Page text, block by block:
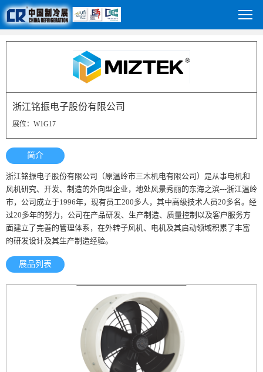
浙江铭振电子股份有限公司
展位：W1G17
简介
浙江铭振电子股份有限公司（原温岭市三木机电有限公司）是从事电机和
风机研究、开发、制造的外向型企业，地处风景秀丽的东海之滨---浙江温岭
市，公司成立于1996年，现有员工200多人，其中高级技术人员20多名。经
过20多年的努力，公司在产品研发、生产制造、质量控制以及客户服务方
面建立了完善的管理体系，在外转子风机、电机及其启动领域积累了丰富
的研发设计及其生产制造经验。
展品列表